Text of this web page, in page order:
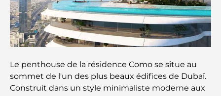
Rarest Car in the World: Automotive Legends
Beyond Price
rencontre le style de vie professionnel
Plateformes de trading aux Émirats arabes unis :
Le penthouse de la résidence Como se situe au
sommet de l'un des plus beaux édifices de Dubaï.
Construit dans un style minimaliste moderne aux